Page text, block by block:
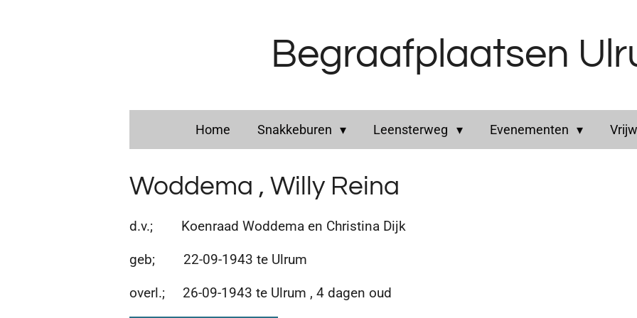
Begraafplaatsen
Home Snakkeburen Leensterweg Evenementen
Woddema , Willy Reina
d.v.; Koenraad Woddema en Christina Dijk
geb; 22-09-1943 te Ulrum
overl.; 26-09-1943 te Ulrum , 4 dagen oud